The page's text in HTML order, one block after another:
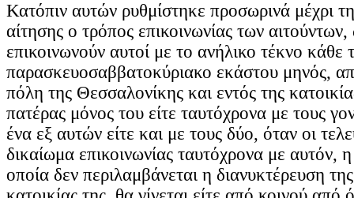
Κατόπιν αυτών ρυθμίστηκε προσωρινά μέχρι
αίτησης ο τρόπος επικοινωνίας των
επικοινωνούν αυτοί με το ανήλικο τέκνο κάθε
παρασκευοσαββατοκύριακο εκάστου μηνός,
πόλη της Θεσσαλονίκης και εντός της
πατέρας μόνος του είτε ταυτόχρονα με τους
ένα εξ αυτών είτε και με τους δύο, όταν οι
δικαίωμα επικοινωνίας ταυτόχρονα με αυτόν,
οποία δεν περιλαμβάνεται η διανυκτέρευση